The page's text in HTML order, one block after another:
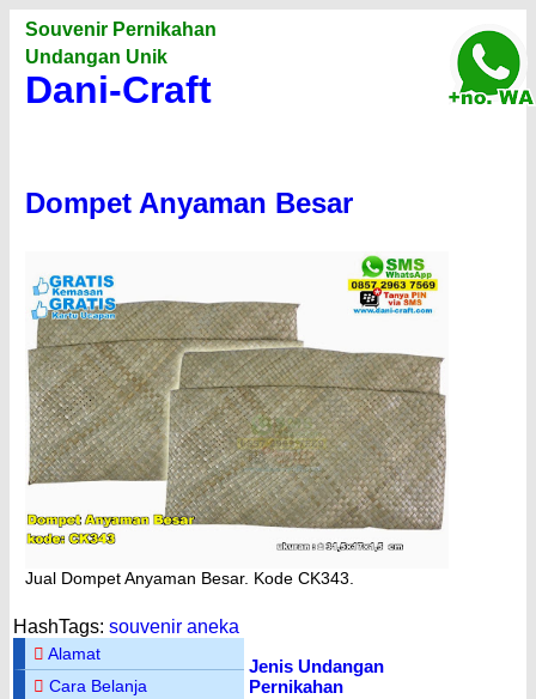
Souvenir Pernikahan
Undangan Unik
Dani-Craft
Dompet Anyaman Besar
Jual Dompet Anyaman Besar. Kode CK343.
HashTags: souvenir aneka
Alamat
Cara Belanja
Jenis Undangan
Pernikahan